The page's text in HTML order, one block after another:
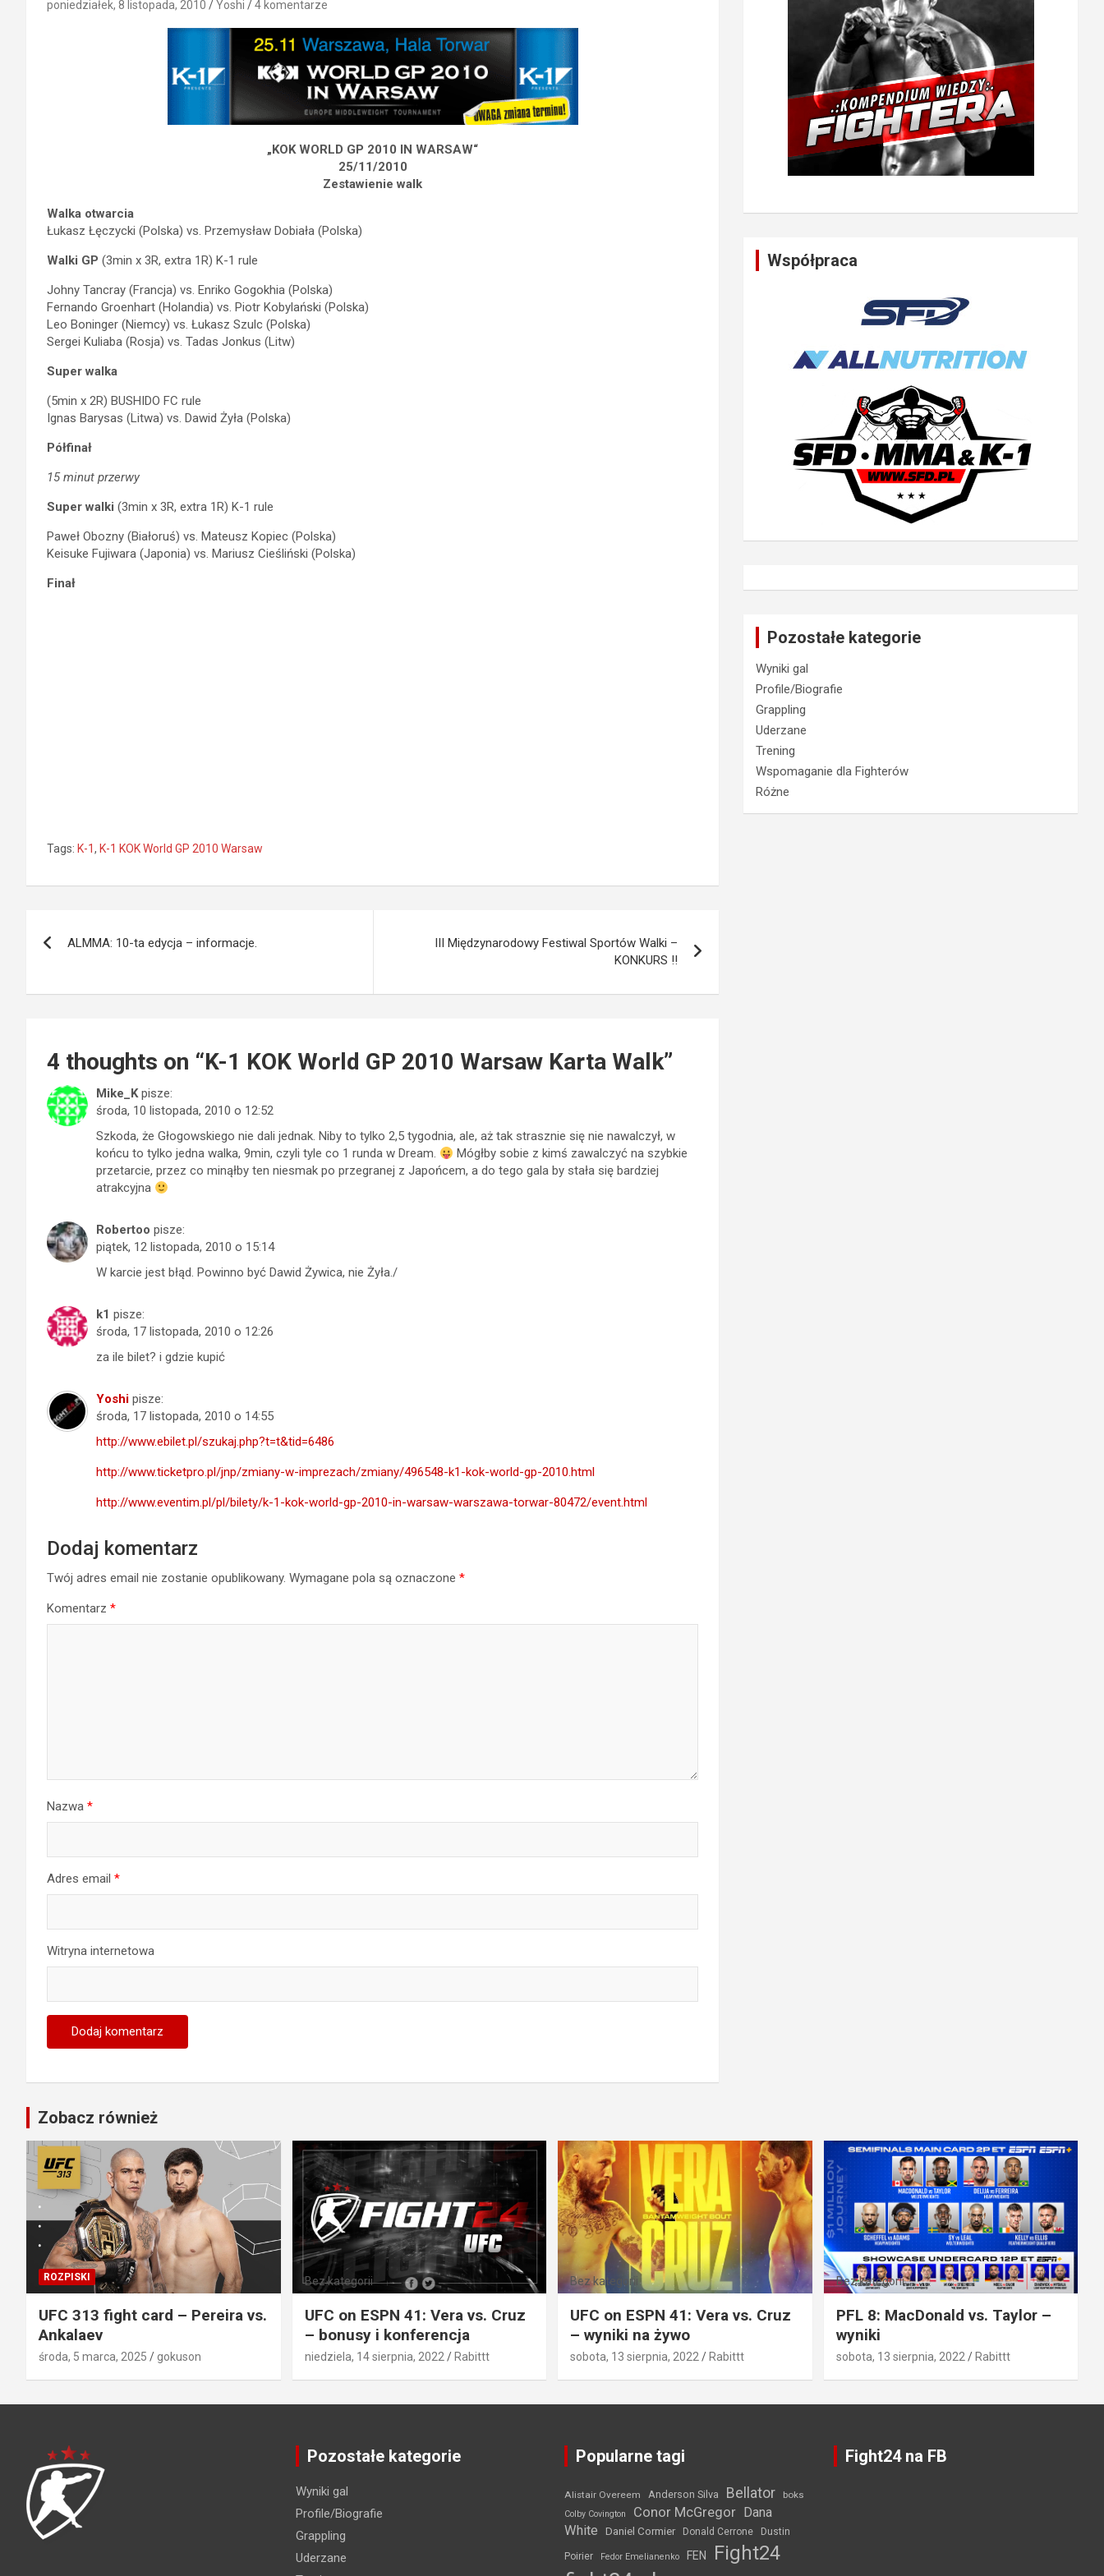
poniedziałek, 8 listopada, 2010 Yoshi 4 komentarze
„KOK WORLD GP 2010 IN WARSAW“
25/11/2010
Zestawienie walk
Walka otwarcia
Łukasz Łęczycki (Polska) vs. Przemysław Dobiała (Polska)
Walki GP (3min x 3R, extra 1R) K-1 rule
Johny Tancray (Francja) vs. Enriko Gogokhia (Polska)
Fernando Groenhart (Holandia) vs. Piotr Kobylański (Polska)
Leo Boninger (Niemcy) vs. Łukasz Szulc (Polska)
Sergei Kuliaba (Rosja) vs. Tadas Jonkus (Litw)
Super walka
(5min x 2R) BUSHIDO FC rule
Ignas Barysas (Litwa) vs. Dawid Żyła (Polska)
Półfinał
15 minut przerwy
Super walki (3min x 3R, extra 1R) K-1 rule
Paweł Obozny (Białoruś) vs. Mateusz Kopiec (Polska)
Keisuke Fujiwara (Japonia) vs. Mariusz Cieśliński (Polska)
Finał
Tags: K-1, K-1 KOK World GP 2010 Warsaw
wpisu
ALMMA: 10-ta edycja – informacje.
III Międzynarodowy Festiwal Sportów Walki –
KONKURS !!
4 thoughts on “K-1 KOK World GP 2010 Warsaw Karta Walk”
Mike_K pisze:
środa, 10 listopada, 2010 o 12:52
Szkoda, że Głogowskiego nie dali jednak. Niby to tylko 2,5 tygodnia, ale, aż tak strasznie się nie nawalczył, w
końcu to tylko jedna walka, 9min, czyli tyle co 1 runda w Dream.
Mógłby sobie z kimś zawalczyć na szybkie
przetarcie, przez co minąłby ten niesmak po przegranej z Japońcem, a do tego gala by stała się bardziej
atrakcyjna
Robertoo pisze:
piątek, 12 listopada, 2010 o 15:14
W karcie jest błąd. Powinno być Dawid Żywica, nie Żyła./
k1 pisze:
środa, 17 listopada, 2010 o 12:26
za ile bilet? i gdzie kupić
Yoshi pisze:
środa, 17 listopada, 2010 o 14:55
http://www.ebilet.pl/szukaj.php?t=t&tid=6486
http://www.ticketpro.pl/jnp/zmiany-w-imprezach/zmiany/496548-k1-kok-world-gp-2010.html
http://www.eventim.pl/pl/bilety/k-1-kok-world-gp-2010-in-warsaw-warszawa-torwar-80472/event.html
Dodaj komentarz
Twój adres email nie zostanie opublikowany. Wymagane pola są oznaczone *
Komentarz *
Nazwa *
Adres email *
Witryna internetowa
Współpraca
Pozostałe kategorie
Wyniki gal
Profile/Biografie
Grappling
Uderzane
Trening
Wspomaganie dla Fighterów
Różne
Zobacz również
ROZPISKI
UFC 313 fight card – Pereira vs.
Ankalaev
środa, 5 marca, 2025 gokuson
Bez kategorii
UFC on ESPN 41: Vera vs. Cruz
– bonusy i konferencja
niedziela, 14 sierpnia, 2022 Rabittt
Bez kategorii
UFC on ESPN 41: Vera vs. Cruz
– wyniki na żywo
sobota, 13 sierpnia, 2022 Rabittt
Bez kategorii
PFL 8: MacDonald vs. Taylor –
wyniki
sobota, 13 sierpnia, 2022 Rabittt
Pozostałe kategorie
Wyniki gal
Profile/Biografie
Grappling
Uderzane
Popularne tagi
Alistair Overeem Anderson Silva Bellator boks
Colby Covington Conor McGregor Dana
White
Daniel Cormier Donald Cerrone Dustin
Poirier Fedor Emelianenko FEN Fight24
Fight24 na FB